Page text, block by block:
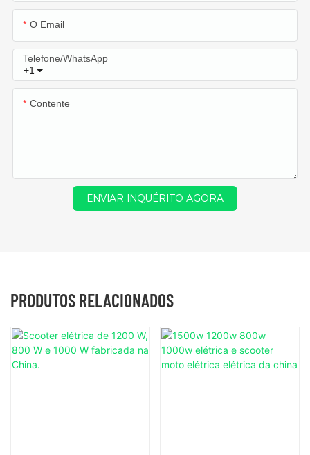
O Email
+1
Telefone/WhatsApp
Contente
ENVIAR INQUÉRITO AGORA
PRODUTOS RELACIONADOS